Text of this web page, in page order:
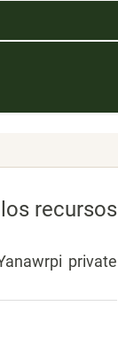
recursos
private